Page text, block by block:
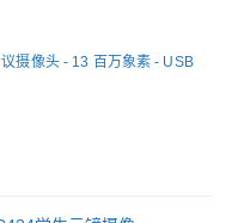
摄像头 - 13 百万象素 - USB